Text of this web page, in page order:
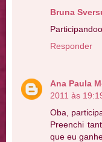
Bruna
Responder
Ana Paula
2011 às
Oba,
Preenchi
que eu